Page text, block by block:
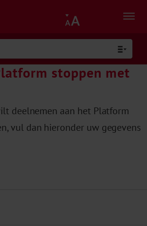
stoppen met
deelnemen aan het Platform
vul dan hieronder uw gegevens